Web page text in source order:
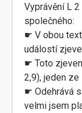
Vyprávění L
společného:
☛ V obou
událostí
☛ Toto
2,9), jeden ze
☛ Odehrává
velmi jsem